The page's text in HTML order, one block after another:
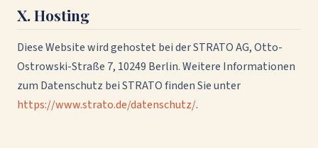
X. Hosting
Diese Website wird gehostet bei der STRATO AG, Otto-
Ostrowski-Straße 7, 10249 Berlin. Weitere Informationen
zum Datenschutz bei STRATO finden Sie unter
https://www.strato.de/datenschutz/.